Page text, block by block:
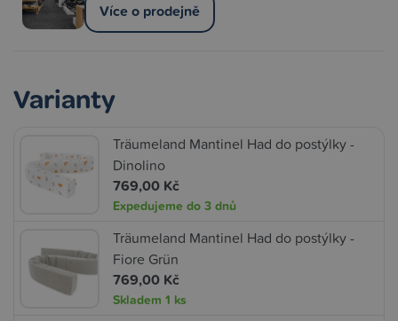
Více o prodejně
Varianty
Träumeland Mantinel Had do postýlky -
Dinolino
769,00 Kč
Expedujeme do 3 dnů
Träumeland Mantinel Had do postýlky -
Fiore Grün
769,00 Kč
Skladem 1 ks